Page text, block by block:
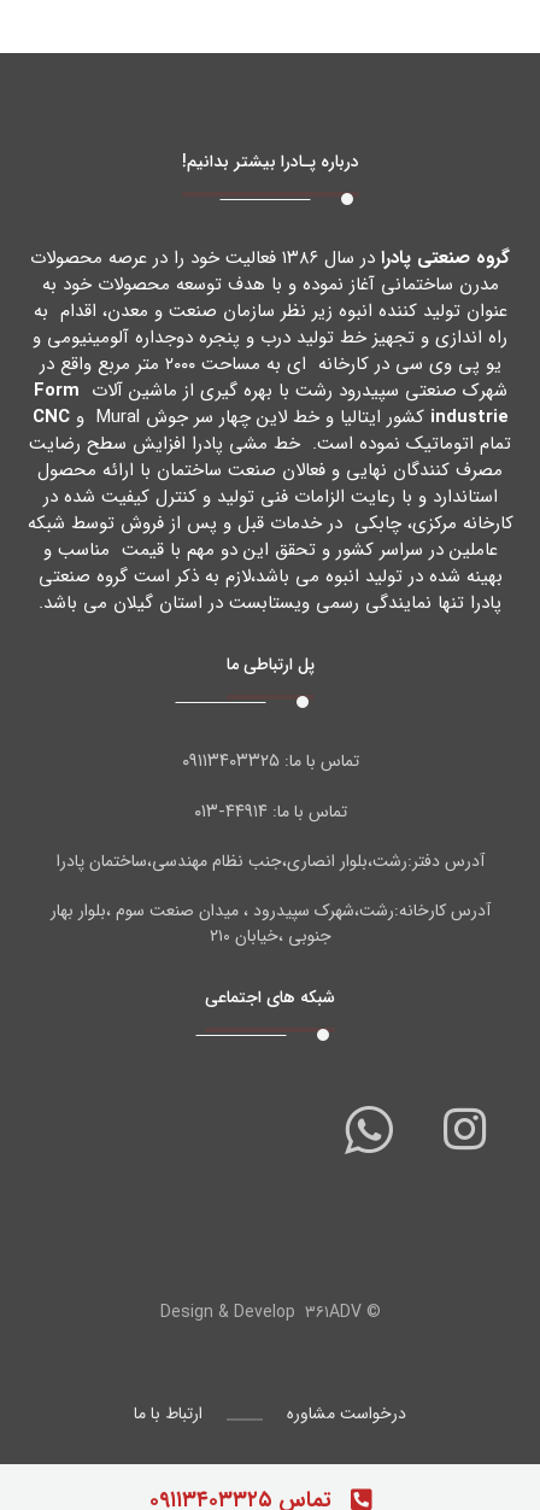
درباره پـادرا بیشتر بدانیم!
گروه صنعتی پادرا
در سال ۱۳۸۶ فعالیت خود را در عرصه محصولات
مدرن ساختمانی آغاز نموده و با هدف توسعه محصولات خود به
عنوان تولید کننده انبوه زیر نظر سازمان صنعت و معدن، اقدام به
راه اندازي و تجهیز خط تولید درب و پنجره دوجداره آلومینیومی و
یو پی وي سی در کارخانه اي به مساحت ۲۰۰۰ متر مربع واقع در
شهرك صنعتی سپیدرود رشت با بهره گیري از ماشین آلات Form
industrie کشور ایتالیا و خط لاین چهار سر جوش Mural و
CNC
تمام اتوماتیک نموده است. خط مشی پادرا افزایش سطح رضایت
مصرف کنندگان نهایی و فعالان صنعت ساختمان با ارائه محصول
استاندارد و با رعایت الزامات فنی تولید و کنترل کیفیت شده در
کارخانه مرکزي، چابکی در خدمات قبل و پس از فروش توسط شبکه
عاملین در سراسر کشور و تحقق این دو مهم با قیمت مناسب و
بهینه شده در تولید انبوه می باشد،لازم به ذکر است گروه صنعتی
پادرا تنها نمایندگی رسمی ویستابست در استان گیلان می باشد.
پل ارتباطی ما
تماس با ما:۰۹۱۱۳۴۰۳۳۲۵
تماس با ما: ۴۴۹۱۴-۰۱۳
آدرس دفتر:رشت،بلوار انصاری،جنب نظام مهندسی،ساختمان پادرا
آدرس کارخانه:رشت،شهرک سپیدرود ، میدان صنعت سوم ،بلوار بهار
جنوبی ،خیابان ۲۱۰
شبکه های اجتماعی
© Design & Develop۳۶۱ADV
ارتباط با ما درخواست مشاوره
تماس ۰۹۱۱۳۴۰۳۳۲۵